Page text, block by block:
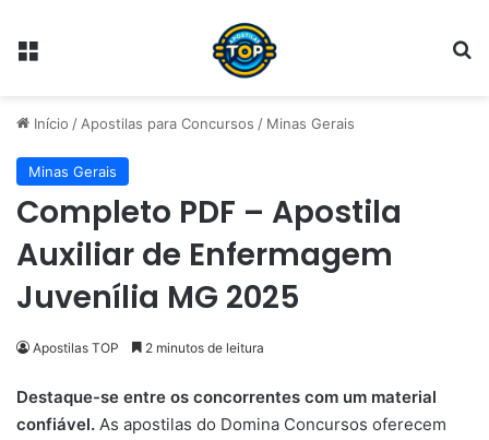
Menu
Início / Apostilas para Concursos / Minas Gerais
Minas Gerais
Completo PDF – Apostila
Auxiliar de Enfermagem
Juvenília MG 2025
Apostilas TOP 2 minutos de leitura
Destaque-se entre os concorrentes com um material
confiável. As apostilas do Domina Concursos oferecem